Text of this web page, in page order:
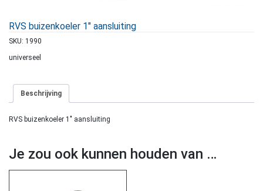
RVS buizenkoeler 1″ aansluiting
SKU: 1990
universeel
Beschrijving
RVS buizenkoeler 1″ aansluiting
Je zou ook kunnen houden van …